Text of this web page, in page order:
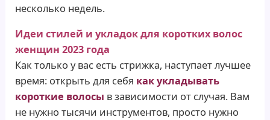
несколько недель.
Идеи стилей и укладок для коротких волос
женщин 2023 года
Как только у вас есть стрижка, наступает лучшее
время: открыть для себя как укладывать
короткие волосы в зависимости от случая. Вам
не нужно тысячи инструментов, просто нужно